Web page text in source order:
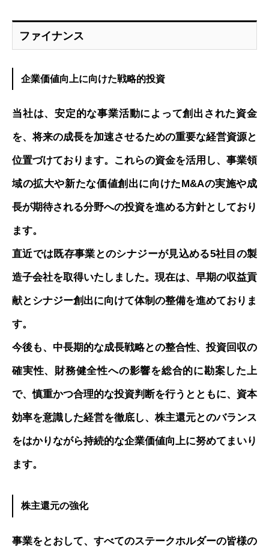
ファイナンス
企業価値向上に向けた戦略的投資
当社は、安定的な事業活動によって創出された資金
を、将来の成長を加速させるための重要な経営資源と
位置づけております。これらの資金を活用し、事業領
域の拡大や新たな価値創出に向けたM&Aの実施や成
長が期待される分野への投資を進める方針としており
ます。
直近では既存事業とのシナジーが見込める5社目の製
造子会社を取得いたしました。現在は、早期の収益貢
献とシナジー創出に向けて体制の整備を進めておりま
す。
今後も、中長期的な成長戦略との整合性、投資回収の
確実性、財務健全性への影響を総合的に勘案した上
で、慎重かつ合理的な投資判断を行うとともに、資本
効率を意識した経営を徹底し、株主還元とのバランス
をはかりながら持続的な企業価値向上に努めてまいり
ます。
株主還元の強化
事業をとおして、すべてのステークホルダーの皆様の